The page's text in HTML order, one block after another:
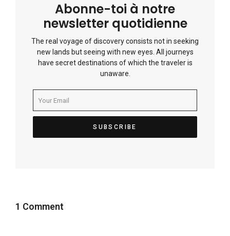
Abonne-toi à notre
newsletter quotidienne
The real voyage of discovery consists not in seeking
new lands but seeing with new eyes. All journeys
have secret destinations of which the traveler is
unaware.
1 Comment